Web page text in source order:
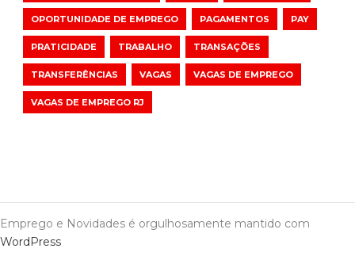
OPORTUNIDADE DE EMPREGO PAGAMENTOS PAY
PRATICIDADE TRABALHO TRANSAÇÕES
TRANSFERÊNCIAS VAGAS VAGAS DE EMPREGO
VAGAS DE EMPREGO RJ
Emprego e Novidades é orgulhosamente mantido com
WordPress